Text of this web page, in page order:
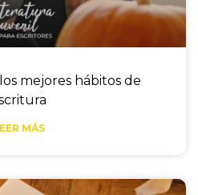
mejores hábitos de
MÁS